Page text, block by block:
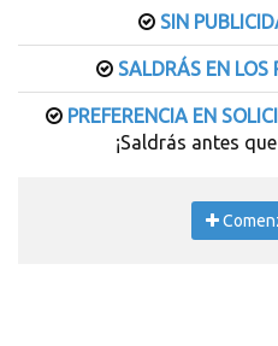
SIN
SALDRÁS EN LOS
PREFERENCIA EN
¡Saldrás antes